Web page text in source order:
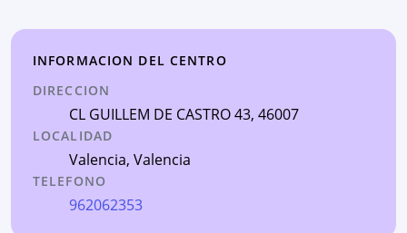
INFORMACION DEL CENTRO
DIRECCION
CL GUILLEM DE CASTRO 43, 46007
LOCALIDAD
Valencia, Valencia
TELEFONO
962062353